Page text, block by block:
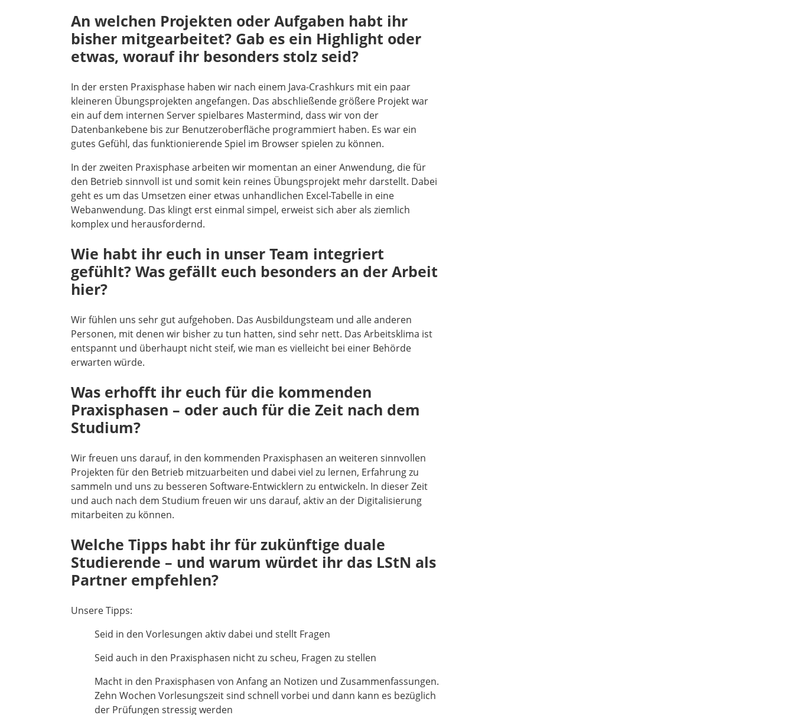
An welchen Projekten oder Aufgaben habt ihr
bisher mitgearbeitet? Gab es ein Highlight oder
etwas, worauf ihr besonders stolz seid?
In der ersten Praxisphase haben wir nach einem Java-Crashkurs mit ein paar
kleineren Übungsprojekten angefangen. Das abschließende größere Projekt war
ein auf dem internen Server spielbares Mastermind, dass wir von der
Datenbankebene bis zur Benutzeroberfläche programmiert haben. Es war ein
gutes Gefühl, das funktionierende Spiel im Browser spielen zu können.
In der zweiten Praxisphase arbeiten wir momentan an einer Anwendung, die für
den Betrieb sinnvoll ist und somit kein reines Übungsprojekt mehr darstellt. Dabei
geht es um das Umsetzen einer etwas unhandlichen Excel-Tabelle in eine
Webanwendung. Das klingt erst einmal simpel, erweist sich aber als ziemlich
komplex und herausfordernd.
Wie habt ihr euch in unser Team integriert
gefühlt? Was gefällt euch besonders an der Arbeit
hier?
Wir fühlen uns sehr gut aufgehoben. Das Ausbildungsteam und alle anderen
Personen, mit denen wir bisher zu tun hatten, sind sehr nett. Das Arbeitsklima ist
entspannt und überhaupt nicht steif, wie man es vielleicht bei einer Behörde
erwarten würde.
Was erhofft ihr euch für die kommenden
Praxisphasen – oder auch für die Zeit nach dem
Studium?
Wir freuen uns darauf, in den kommenden Praxisphasen an weiteren sinnvollen
Projekten für den Betrieb mitzuarbeiten und dabei viel zu lernen, Erfahrung zu
sammeln und uns zu besseren Software-Entwicklern zu entwickeln. In dieser Zeit
und auch nach dem Studium freuen wir uns darauf, aktiv an der Digitalisierung
mitarbeiten zu können.
Welche Tipps habt ihr für zukünftige duale
Studierende – und warum würdet ihr das LStN als
Partner empfehlen?
Unsere Tipps:
Seid in den Vorlesungen aktiv dabei und stellt Fragen
Seid auch in den Praxisphasen nicht zu scheu, Fragen zu stellen
Macht in den Praxisphasen von Anfang an Notizen und Zusammenfassungen.
Zehn Wochen Vorlesungszeit sind schnell vorbei und dann kann es bezüglich
der Prüfungen stressig werden